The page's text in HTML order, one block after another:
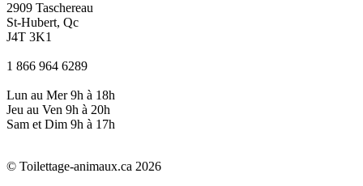
2909 Taschereau
St-Hubert, Qc
J4T 3K1
1 866 964 6289
Lun au Mer 9h à 18h
Jeu au Ven 9h à 20h
Sam et Dim 9h à 17h
© Toilettage-animaux.ca 2026